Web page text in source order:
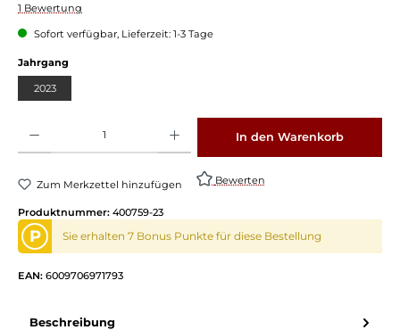
Durchschnittliche Bewertung von 3.5 von 5 Sternen
1 Bewertung
Sofort verfügbar, Lieferzeit: 1-3 Tage
Jahrgang
2023
In den Warenkorb
Zum Merkzettel hinzufügen Bewerten
Produktnummer: 400759-23
P Sie erhalten 7 Bonus Punkte für diese Bestellung
EAN: 6009706971793
Beschreibung